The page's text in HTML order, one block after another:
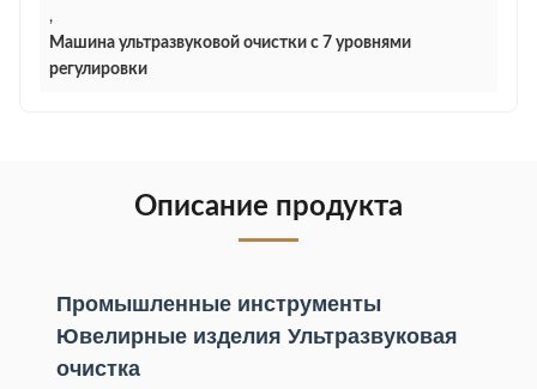
,
Машина ультразвуковой очистки с 7 уровнями
регулировки
Описание продукта
Промышленные инструменты
Ювелирные изделия Ультразвуковая
очистка